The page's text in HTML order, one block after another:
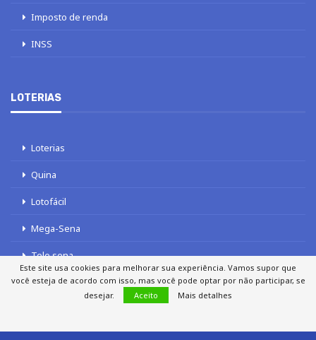
Imposto de renda
INSS
LOTERIAS
Loterias
Quina
Lotofácil
Mega-Sena
Tele sena
Este site usa cookies para melhorar sua experiência. Vamos supor que
você esteja de acordo com isso, mas você pode optar por não participar, se
desejar.
Aceito Mais detalhes